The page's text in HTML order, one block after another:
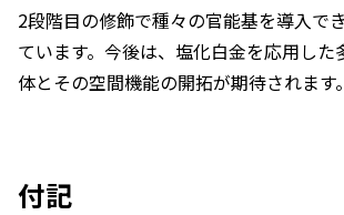
2段階目の修飾で種々の官能基を導入で
ています。今後は、塩化白金を応用した
体とその空間機能の開拓が期待されます。
付記